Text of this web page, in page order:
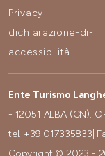
Privacy
dichiarazione-di-
accessibilità
Ente Turismo
- 12051 ALBA (CN).
tel. +39 017335833 |
Copyright © 2023 -